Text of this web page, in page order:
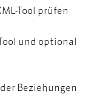
Tool prüfen
und optional
Beziehungen